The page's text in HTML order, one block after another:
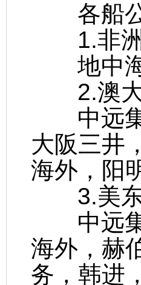
各船公
1.非洲
地中海
2.澳大
中远集
大阪三井
海外，阳
3.美东
中远集
海外，赫
务，韩进